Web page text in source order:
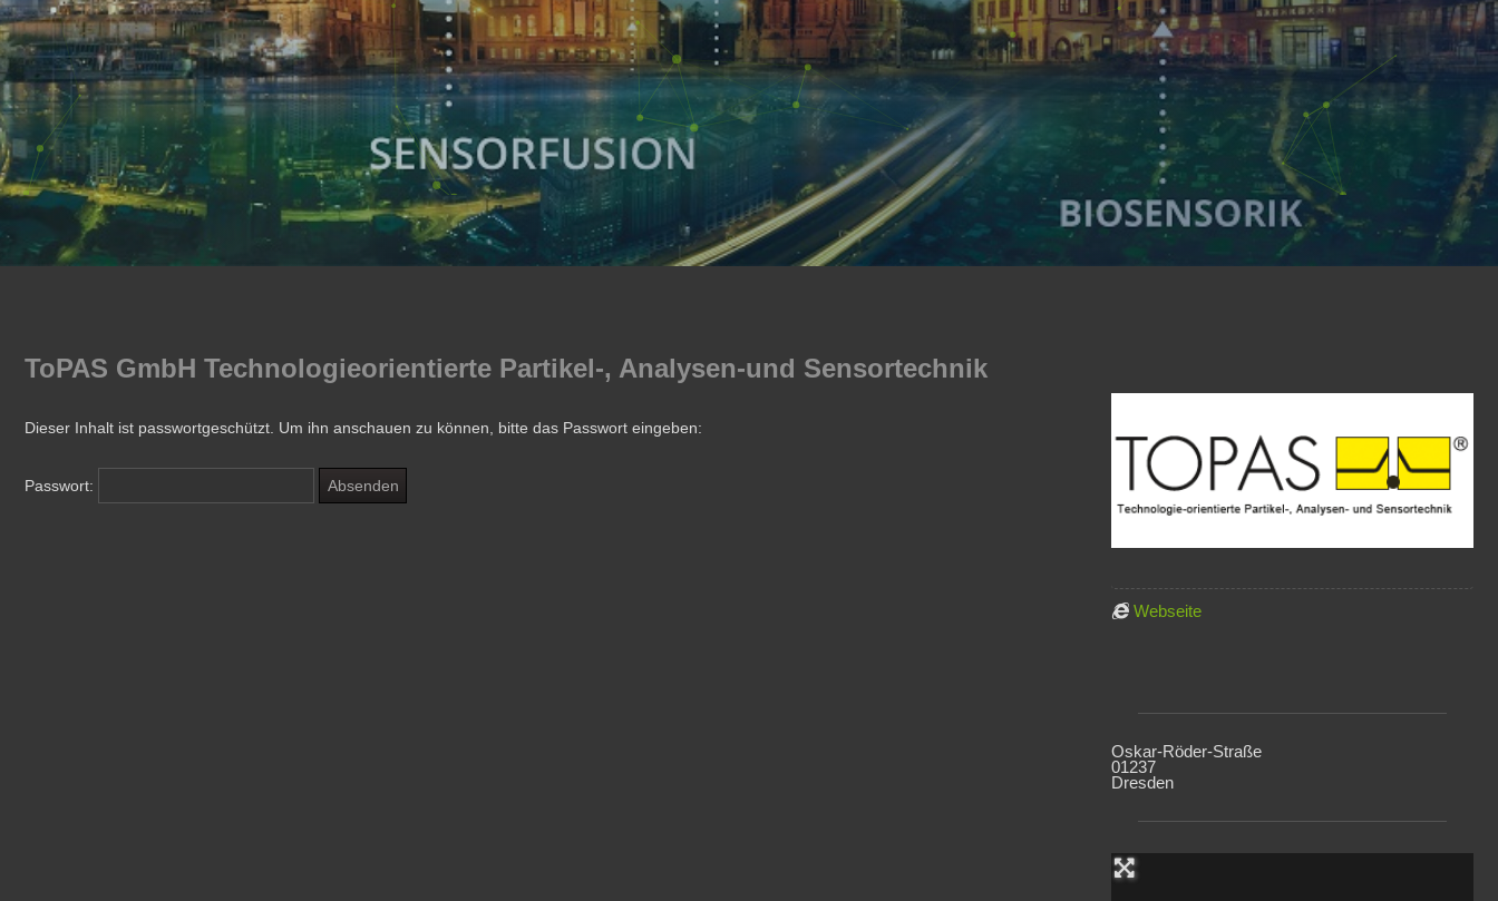
ToPAS GmbH Technologieorientierte Partikel-, Analysen-und Sensortechnik
Dieser Inhalt ist passwortgeschützt. Um ihn anschauen zu können, bitte das Passwort eingeben:
Passwort:
Webseite
Oskar-Röder-Straße
01237
Dresden